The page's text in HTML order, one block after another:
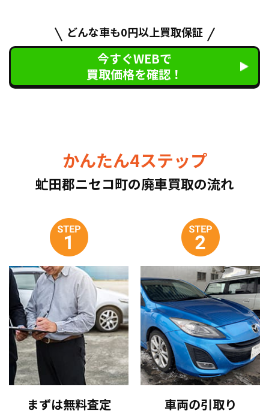
どんな車も0円以上買取保証
今すぐWEBで
買取価格を確認！
かんたん4ステップ
虻田郡ニセコ町の廃車買取の流れ
まずは無料査定 車両の引取り